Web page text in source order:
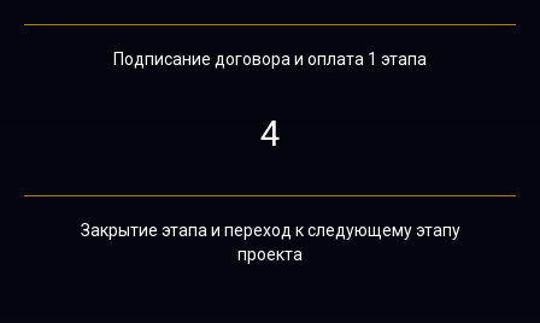
Подписание договора и оплата 1 этапа
4
Закрытие этапа и переход к следующему этапу
проекта